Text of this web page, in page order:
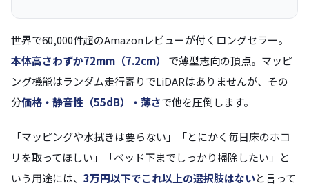
世界で60,000件超のAmazonレビューが付くロングセラー。
本体高さわずか72mm（7.2cm）
で薄型志向の頂点。マッピ
ング機能はランダム走行寄りでLiDARはありませんが、その
分価格・静音性（55dB）・薄さで他を圧倒します。
「マッピングや水拭きは要らない」「とにかく毎日床のホコ
リを取ってほしい」「ベッド下までしっかり掃除したい」と
いう用途には、 3万円以下でこれ以上の選択肢はないと言って